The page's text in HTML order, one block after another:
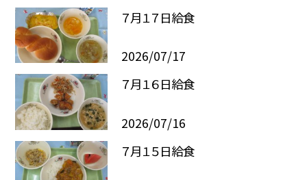
７月１７日給食
2026/07/17
７月１６日給食
2026/07/16
７月１５日給食